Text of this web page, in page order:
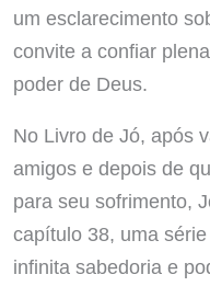
um esclarecimento
convite a confiar
poder de Deus.
No Livro de Jó, após
amigos e depois de
para seu sofrimento,
capítulo 38, uma
infinita sabedoria e